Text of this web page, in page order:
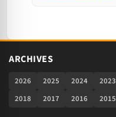
ARCHIVES
2026 2025 2024 2023
2018
2017 2016 2015